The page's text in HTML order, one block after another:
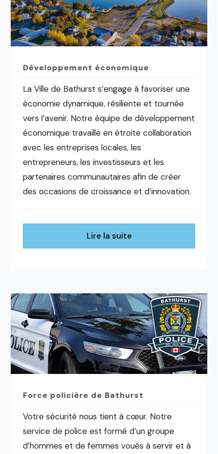
Développement économique
La Ville de Bathurst s’engage à favoriser une
économie dynamique, résiliente et tournée
vers l’avenir. Notre équipe de développement
économique travaille en étroite collaboration
avec les entreprises locales, les
entrepreneurs, les investisseurs et les
partenaires communautaires afin de créer
des occasions de croissance et d’innovation.
Lire la suite
Force policière de Bathurst
Votre sécurité nous tient à cœur. Notre
service de police est formé d’un groupe
d’hommes et de femmes voués à servir et à